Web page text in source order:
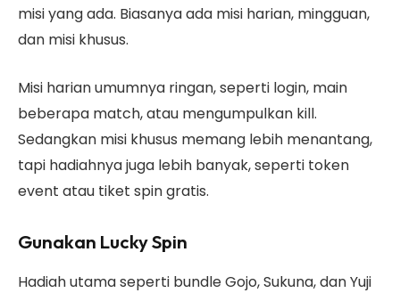
misi yang ada. Biasanya ada misi harian, mingguan,
dan misi khusus.
Misi harian umumnya ringan, seperti login, main
beberapa match, atau mengumpulkan kill.
Sedangkan misi khusus memang lebih menantang,
tapi hadiahnya juga lebih banyak, seperti token
event atau tiket spin gratis.
Gunakan Lucky Spin
Hadiah utama seperti bundle Gojo, Sukuna, dan Yuji